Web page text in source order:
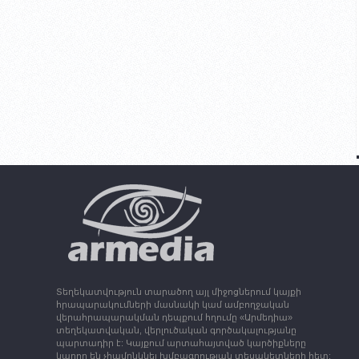
Տեղեկատվություն տարածող այլ միջոցներում կայքի
հրապարակումների մասնակի կամ ամբողջական
վերահրապարակման դեպքում հղումը «Արմեդիա»
տեղեկատվական, վերլուծական գործակալությանը
պարտադիր է: Կայքում արտահայտված կարծիքները
կարող են չհամընկնել խմբագրության տեսակետների հետ: